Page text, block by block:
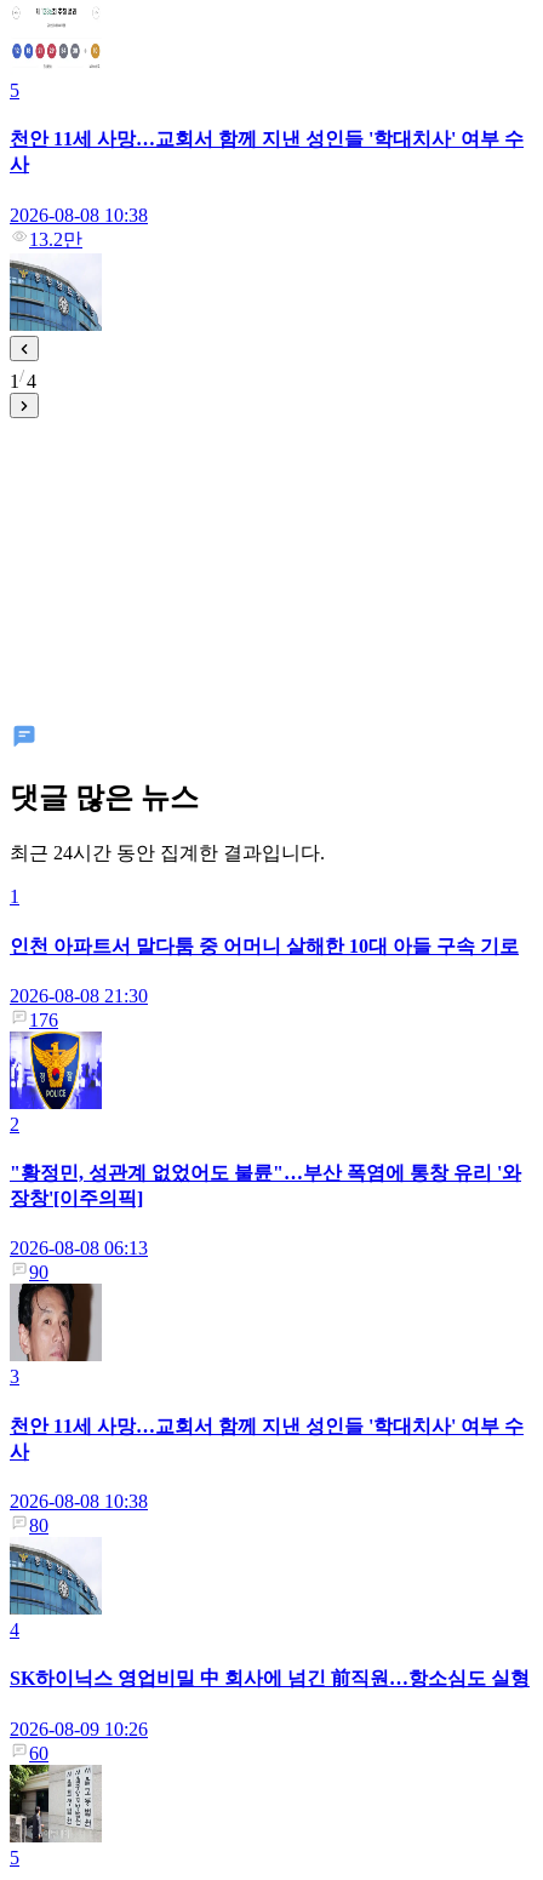
5
천안 11세 사망…교회서 함께 지낸 성인들 '학대치사' 여부 수
사
2026-08-08 10:38
13.2만
1 4
댓글 많은 뉴스
최근 24시간 동안 집계한 결과입니다.
1
인천 아파트서 말다툼 중 어머니 살해한 10대 아들 구속 기로
2026-08-08 21:30
176
2
"황정민, 성관계 없었어도 불륜"…부산 폭염에 통창 유리 '와
장창'[이주의픽]
2026-08-08 06:13
90
3
천안 11세 사망…교회서 함께 지낸 성인들 '학대치사' 여부 수
사
2026-08-08 10:38
80
4
SK하이닉스 영업비밀 中 회사에 넘긴 前직원…항소심도 실형
2026-08-09 10:26
60
5